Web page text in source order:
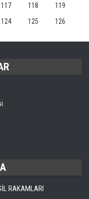
117 118
119
124 125 126
RAKAMLARI